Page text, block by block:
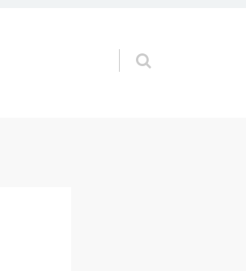
Pular para o conteúdo